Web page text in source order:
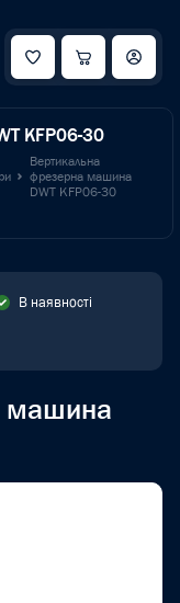
KFP06-30
Вертикальна
фрезерна машина
DWT KFP06-30
В наявності
машина